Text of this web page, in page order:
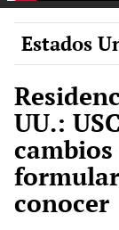
Estados
UU.:
conocer